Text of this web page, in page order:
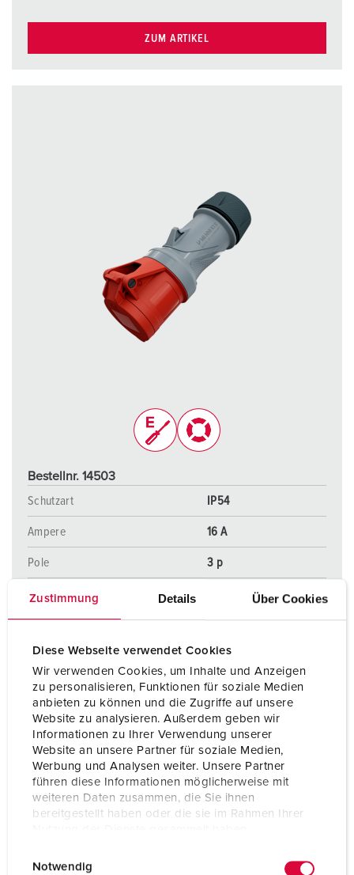
Zustimmung Details Über Cookies
Diese Webseite verwendet Cookies
Wir verwenden Cookies, um Inhalte und Anzeigen
zu personalisieren, Funktionen für soziale Medien
anbieten zu können und die Zugriffe auf unsere
Website zu analysieren. Außerdem geben wir
Informationen zu Ihrer Verwendung unserer
Website an unsere Partner für soziale Medien,
Werbung und Analysen weiter. Unsere Partner
führen diese Informationen möglicherweise mit
weiteren Daten zusammen, die Sie ihnen
bereitgestellt haben oder die sie im Rahmen Ihrer
Notwendig
ZUM ARTIKEL
Bestellnr. 14503
Schutzart
IP54
Ampere 16 A
Pole 3 p
Volt
Anschlusstechnik
Schraubanschlusstechni
ZUM ARTIKEL